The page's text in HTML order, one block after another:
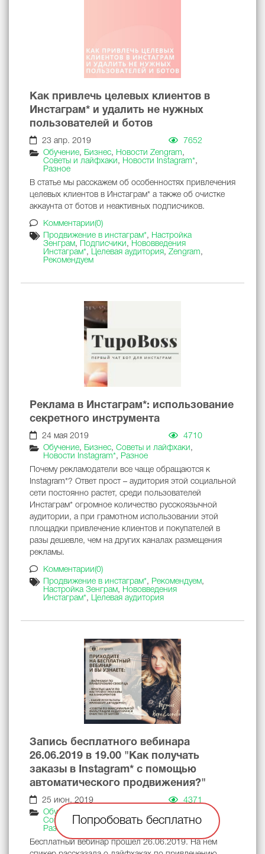
Как привлечь целевых клиентов в
Инстаграм* и удалить не нужных
пользователей и ботов
23 апр. 2019
7652
Обучение, Бизнес, Новости Zengram,
Советы и лайфхаки, Новости Instagram*,
Разное
В статье мы расскажем об особенностях привлечения
целевых клиентов в Инстаграм* а также об очистке
аккаунта от ботов и неактивных подписчиков.
Комментарии(0)
Продвижение в инстаграм*, Настройка
Зенграм, Подписчики, Нововведения
Инстаграм*, Целевая аудитория, Zengram,
Рекомендуем
Реклама в Инстаграм*: использование
секретного инструмента
24 мая 2019
4710
Обучение, Бизнес, Советы и лайфхаки,
Новости Instagram*, Разное
Почему рекламодатели все чаще обращаются к
Instagram*? Ответ прост – аудитория этой социальной
сети постоянно растет, среди пользователей
Инстаграм* огромное количество русскоязычной
аудитории, а при грамотном использовании этой
площадки привлечение клиентов и покупателей в
разы дешевле, чем на других каналах размещения
рекламы.
Комментарии(0)
Продвижение в инстаграм*, Рекомендуем,
Настройка Зенграм, Нововведения
Инстаграм*, Целевая аудитория
Запись бесплатного вебинара
26.06.2019 в 19.00 "Как получать
заказы в Instagram* с помощью
автоматического продвижения?"
25 июн. 2019
4371
Обучение
Советы и лайфхаки,Новости Instagram*,
Разное
Бесплатный вебинар прошел 26.06.2019. На нем
Попробовать бесплатно